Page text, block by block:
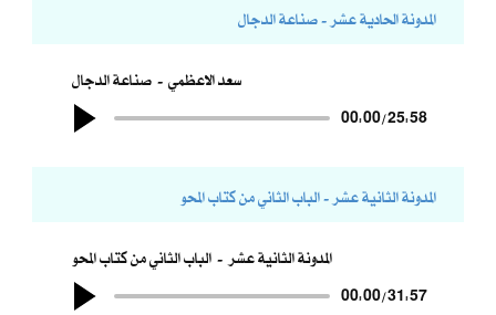
المدونة الحادية عشر - صناعة الدجال
صناعة الدجال سعد الاعظمي
00:00/25:58
المدونة الثانية عشر - الباب الثاني من كتاب المحو
الباب الثاني من كتاب المحو المدونة الثانية عشر
00:00/31:57